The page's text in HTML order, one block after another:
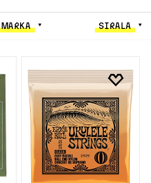
MARKA SIRALA